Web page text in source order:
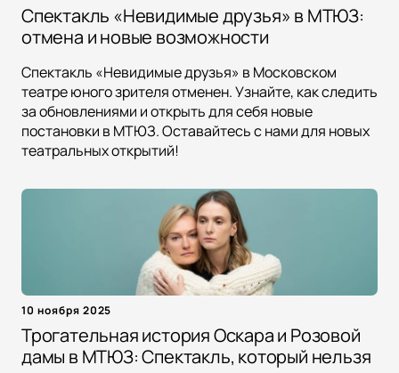
Спектакль «Невидимые друзья» в МТЮЗ:
отмена и новые возможности
Спектакль «Невидимые друзья» в Московском
театре юного зрителя отменен. Узнайте, как следить
за обновлениями и открыть для себя новые
постановки в МТЮЗ. Оставайтесь с нами для новых
театральных открытий!
10 ноября 2025
Трогательная история Оскара и Розовой
дамы в МТЮЗ: Спектакль, который нельзя